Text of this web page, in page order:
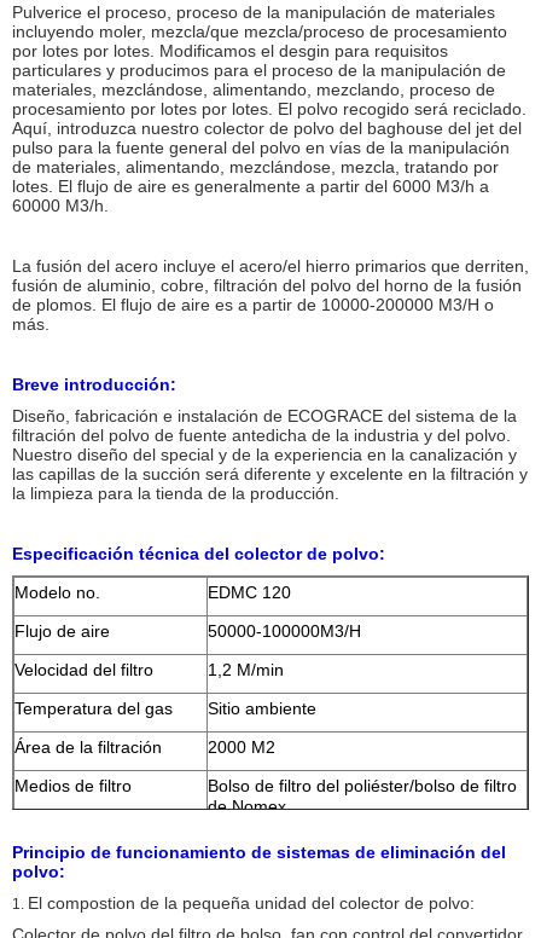
Pulverice el proceso, proceso de la manipulación de materiales
incluyendo moler, mezcla/que mezcla/proceso de procesamiento
por lotes por lotes. Modificamos el desgin para requisitos
particulares y producimos para el proceso de la manipulación de
materiales, mezclándose, alimentando, mezclando, proceso de
procesamiento por lotes por lotes. El polvo recogido será reciclado.
Aquí, introduzca nuestro colector de polvo del baghouse del jet del
pulso para la fuente general del polvo en vías de la manipulación
de materiales, alimentando, mezclándose, mezcla, tratando por
lotes. El flujo de aire es generalmente a partir del 6000 M3/h a
60000 M3/h.
La fusión del acero incluye el acero/el hierro primarios que derriten,
fusión de aluminio, cobre, filtración del polvo del horno de la fusión
de plomos. El flujo de aire es a partir de 10000-200000 M3/H o
más.
Breve introducción:
Diseño, fabricación e instalación de ECOGRACE del sistema de la
filtración del polvo de fuente antedicha de la industria y del polvo.
Nuestro diseño del special y de la experiencia en la canalización y
las capillas de la succión será diferente y excelente en la filtración y
la limpieza para la tienda de la producción.
Especificación técnica del colector de polvo:
Modelo no.
EDMC 120
Flujo de aire
50000-100000M3/H
Velocidad del filtro
1,2 M/min
Temperatura del gas
Sitio ambiente
Área de la filtración
2000 M2
Medios de filtro
Bolso de filtro del poliéster/bolso de filtro
de Nomex
Tamaño del bolso de
filtro
D160X60 00
Consumo del
aire comprimido
0.5-0.7 M3/min
Principio de funcionamiento de sistemas de eliminación del
polvo:
1. El compostion de la pequeña unidad del colector de polvo: